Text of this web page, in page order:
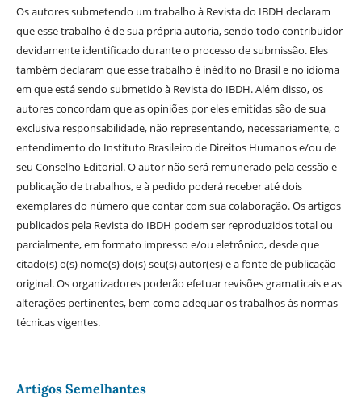
Os autores submetendo um trabalho à Revista do IBDH declaram
que esse trabalho é de sua própria autoria, sendo todo contribuidor
devidamente identificado durante o processo de submissão. Eles
também declaram que esse trabalho é inédito no Brasil e no idioma
em que está sendo submetido à Revista do IBDH. Além disso, os
autores concordam que as opiniões por eles emitidas são de sua
exclusiva responsabilidade, não representando, necessariamente, o
entendimento do Instituto Brasileiro de Direitos Humanos e/ou de
seu Conselho Editorial. O autor não será remunerado pela cessão e
publicação de trabalhos, e à pedido poderá receber até dois
exemplares do número que contar com sua colaboração. Os artigos
publicados pela Revista do IBDH podem ser reproduzidos total ou
parcialmente, em formato impresso e/ou eletrônico, desde que
citado(s) o(s) nome(s) do(s) seu(s) autor(es) e a fonte de publicação
original. Os organizadores poderão efetuar revisões gramaticais e as
alterações pertinentes, bem como adequar os trabalhos às normas
técnicas vigentes.
Artigos Semelhantes